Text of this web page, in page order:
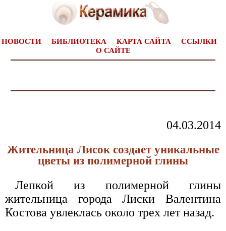
НОВОСТИ БИБЛИОТЕКА КАРТА САЙТА
ССЫЛКИ
О САЙТЕ
04.03.2014
Жительница Лисок создает уникальные
цветы из полимерной глины
Лепкой из полимерной глины
жительница города Лиски Валентина
Костова увлеклась около трех лет назад.